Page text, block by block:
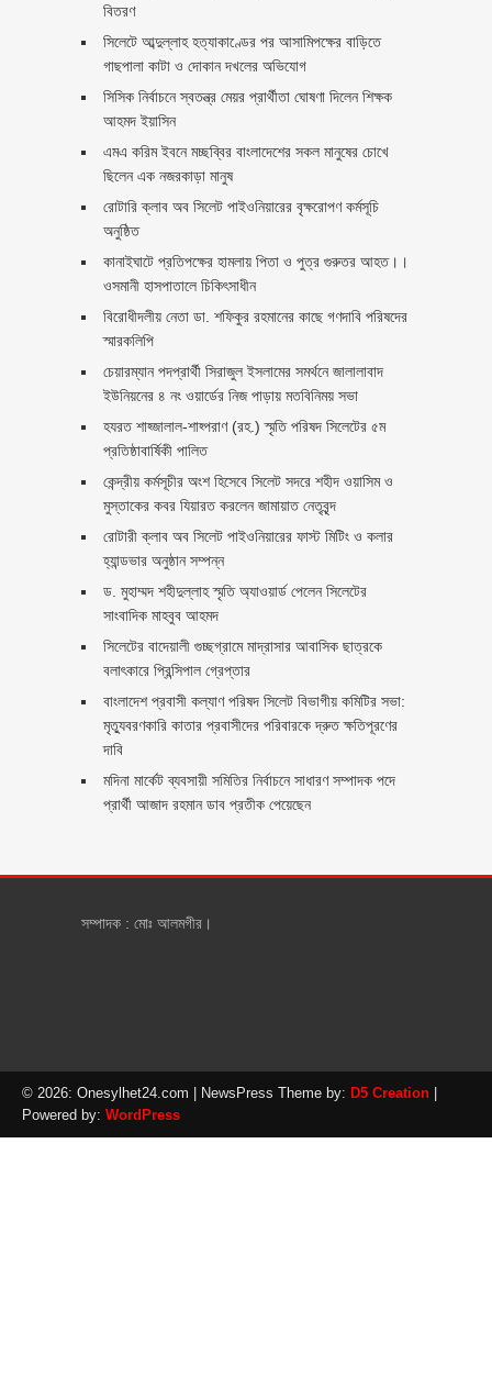
বিতরণ ‎ ‎
সিলেটে আব্দুল্লাহ হত্যাকাণ্ডের পর আসামিপক্ষের বাড়িতে
গাছপালা কাটা ও দোকান দখলের অভিযোগ
সিসিক নির্বাচনে স্বতন্ত্র মেয়র প্রার্থীতা ঘোষণা দিলেন শিক্ষক
আহমদ ইয়াসিন
এমএ করিম ইবনে মচ্ছব্বির বাংলাদেশের সকল মানুষের চোখে
ছিলেন এক নজরকাড়া মানুষ ‎
রোটারি ক্লাব অব সিলেট পাইওনিয়ারের বৃক্ষরোপণ কর্মসূচি
অনুষ্ঠিত
কানাইঘাটে প্রতিপক্ষের হামলায় পিতা ও পুত্র গুরুতর আহত।।
ওসমানী হাসপাতালে চিকিৎসাধীন
বিরোধীদলীয় নেতা ডা. শফিকুর রহমানের কাছে গণদাবি পরিষদের
স্মারকলিপি ‎
চেয়ারম্যান পদপ্রার্থী সিরাজুল ইসলামের সমর্থনে জালালাবাদ
ইউনিয়নের ৪ নং ওয়ার্ডের নিজ পাড়ায় মতবিনিময় সভা
হযরত শাহ্জালাল-শাহ্পরাণ (রহ.) স্মৃতি পরিষদ সিলেটের ৫ম
প্রতিষ্ঠাবার্ষিকী পালিত ‎​
কেন্দ্রীয় কর্মসূচীর অংশ হিসেবে সিলেট সদরে শহীদ ওয়াসিম ও
মুস্তাকের কবর যিয়ারত করলেন জামায়াত নেতৃবৃন্দ ‎
রোটারী ক্লাব অব সিলেট পাইওনিয়ারের ফাস্ট মিটিং ও কলার
হ্যান্ডভার অনুষ্ঠান সম্পন্ন
ড. মুহাম্মদ শহীদুল্লাহ স্মৃতি অ্যাওয়ার্ড পেলেন সিলেটের
সাংবাদিক মাহবুব আহমদ
সিলেটের বাদেয়ালী গুচ্ছগ্রামে মাদ্রাসার আবাসিক ছাত্রকে
বলাৎকারে প্রিন্সিপাল গ্রেপ্তার ‎
বাংলাদেশ প্রবাসী কল্যাণ পরিষদ সিলেট বিভাগীয় কমিটির সভা:
মৃত্যুবরণকারি কাতার প্রবাসীদের পরিবারকে দ্রুত ক্ষতিপূরণের
দাবি
মদিনা মার্কেট ব্যবসায়ী সমিতির নির্বাচনে সাধারণ সম্পাদক পদে
প্রার্থী আজাদ রহমান ডাব প্রতীক পেয়েছেন ‎
সম্পাদক : মোঃ আলমগীর।
© 2026: Onesylhet24.com | NewsPress Theme by: D5 Creation
Powered by: WordPress